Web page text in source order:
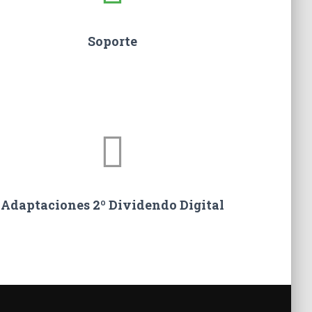
Soporte
Adaptaciones 2º Dividendo Digital